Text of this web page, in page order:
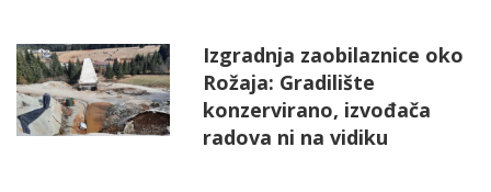
Izgradnja zaobilaznice oko
Rožaja: Gradilište
konzervirano, izvođača
radova ni na vidiku